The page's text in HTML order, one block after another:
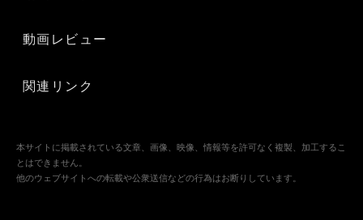
動画レビュー
関連リンク
本サイトに掲載されている文章、画像、映像、情報等を許可なく複製、加工するこ
とはできません。
他のウェブサイトへの転載や公衆送信などの行為はお断りしています。